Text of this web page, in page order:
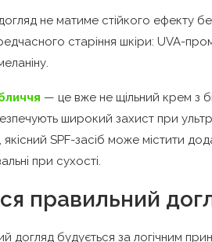
не матиме стійкого ефекту
старіння шкіри: UVA-
— це вже не щільний крем з
широкий захист при
якісний SPF-засіб може містити
при сухості.
правильний
догляд будується за логічним